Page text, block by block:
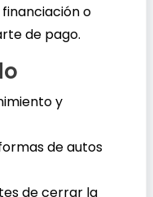
o
de pago.
y
de autos
de cerrar la